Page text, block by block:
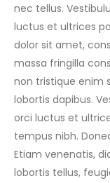
nec tellus.
luctus et ultrices
dolor sit amet,
massa fringilla
non tristique enim
lobortis dapibus.
orci luctus et
tempus nibh.
Etiam venenatis,
lobortis tellus,